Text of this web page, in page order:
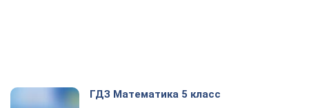
ГДЗ Математика 5 класс